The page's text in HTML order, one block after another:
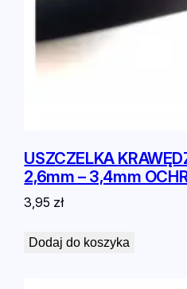
USZCZELKA
2,6mm – 3,4mm
3,95 zł
Dodaj do koszyka